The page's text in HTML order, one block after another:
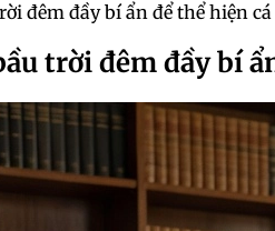
đêm đầy bí ẩn để thể hiện
trời đêm đầy bí